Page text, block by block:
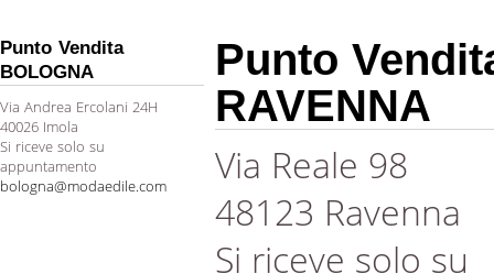
Punto Vendita
BOLOGNA
Via Andrea Ercolani 24H
40026 Imola
Si riceve solo su
appuntamento
bologna@modaedile.com
Punto
RAVENNA
Via Reale 98
48123 Ravenna
Si riceve solo su